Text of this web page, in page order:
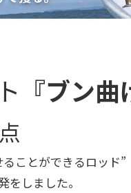
『ブン曲
ことができるロッド”
しました。